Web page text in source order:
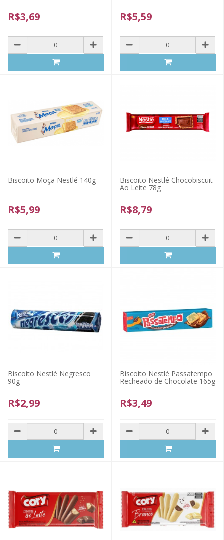
R$3,69 R$5,59
Biscoito Moça Nestlé 140g
R$5,99
Biscoito Nestlé Chocobiscuit
Ao Leite 78g
R$8,79
Biscoito Nestlé Negresco
90g
R$2,99
Biscoito Nestlé Passatempo
Recheado de Chocolate 165g
R$3,49